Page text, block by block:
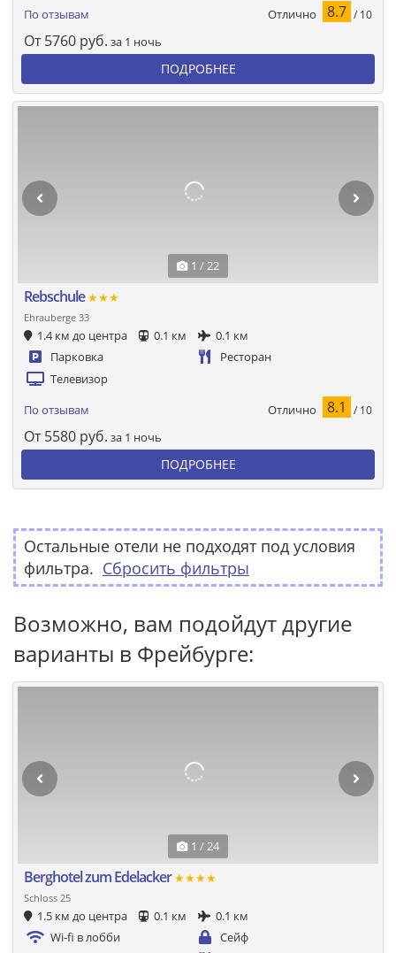
По отзывам Отлично 8.7 / 10
От 5760 руб. за 1 ночь
ПОДРОБНЕЕ
1 / 22
Rebschule★★★
Ehrauberge 33
1.4 км до центра 0.1 км
0.1 км
Парковка
Ресторан
Телевизор
По отзывам Отлично 8.1 / 10
От 5580 руб. за 1 ночь
ПОДРОБНЕЕ
Остальные отели не подходят под условия
фильтра. Сбросить фильтры
Возможно, вам подойдут другие
варианты в Фрейбурге:
1 / 24
Berghotel zum Edelacker★★★★
Schloss 25
1.5 км до центра 0.1 км
0.1 км
Wi-fi в лобби
Сейф